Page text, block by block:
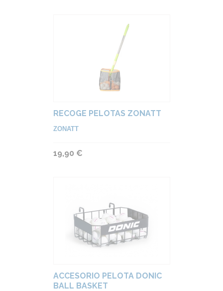
RECOGE PELOTAS ZONATT
ZONATT
19,90 €
ACCESORIO PELOTA DONIC
BALL BASKET